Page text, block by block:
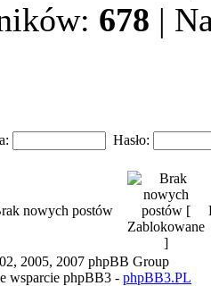
678 |
Hasło:
nowych postów
2005, 2007 phpBB Group
wsparcie phpBB3 - phpBB3.PL